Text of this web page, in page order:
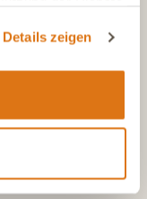
Details zeigen